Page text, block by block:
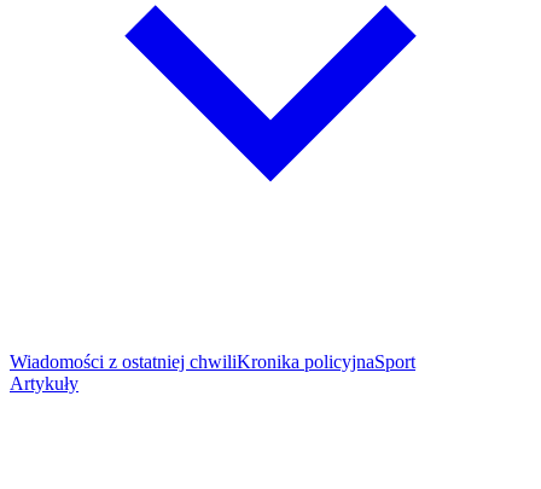
Wiadomości z ostatniej chwiliKronika policyjnaSport
Artykuły